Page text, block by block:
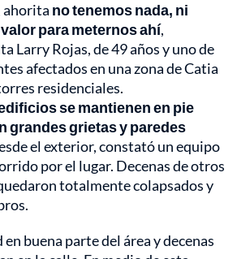
ahorita no tenemos nada, ni
para meternos ahí,
Larry Rojas, de 49 años y uno de
afectados en una zona de Catia
residenciales.
se mantienen en pie
grandes grietas y paredes
el exterior, constató un equipo
por el lugar. Decenas de otros
totalmente colapsados y
buena parte del área y decenas